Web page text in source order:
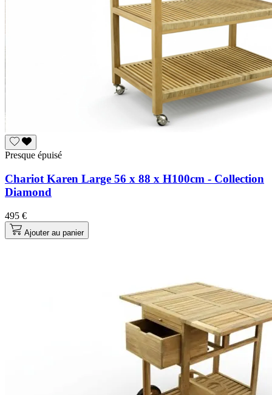
Presque épuisé
Chariot Karen Large 56 x 88 x H100cm - Collection
Diamond
495 €
Ajouter au panier